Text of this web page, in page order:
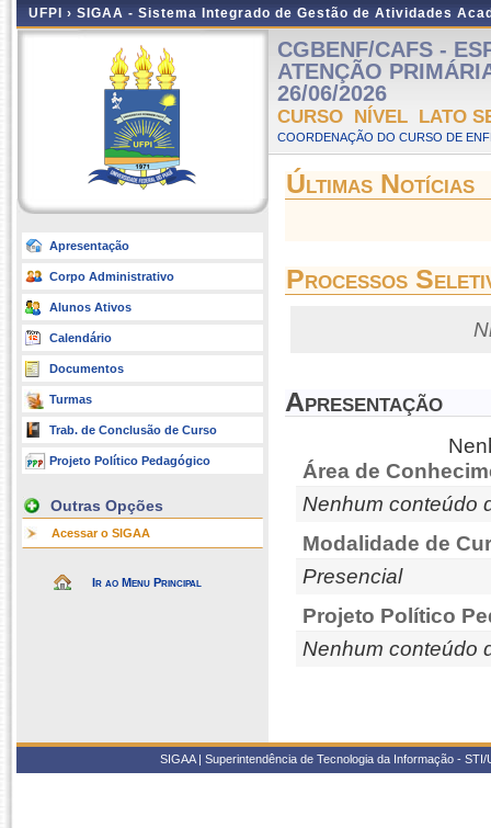
UFPI › SIGAA - Sistema Integrado de Gestão de Atividades
Apresentação
Corpo Administrativo
Alunos Ativos
Calendário
Documentos
Turmas
Trab. de Conclusão de Curso
Projeto Político Pedagógico
Outras Opções
Acessar o SIGAA
Ir ao Menu Principal
CGBENF/CAFS -
ATENÇÃO
26/06/2026
CURSO NÍVEL LATO
COORDENAÇÃO DO CURSO DE
Últimas Notícias
Processos
Apresentação
Área de
Nenhum conteúdo
Modalidade de
Presencial
Projeto Político
Nenhum conteúdo
SIGAA | Superintendência de Tecnologia da Informação -